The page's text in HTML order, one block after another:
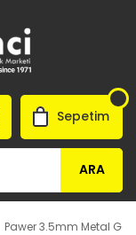
ARA
Sepetim
Pawer 3.5mm Metal